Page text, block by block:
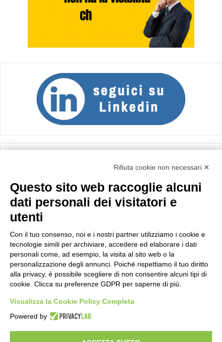
Importo netto (€):
Calcola
Scorporo IVA
Rifiuta cookie non necessari ✕
Questo sito web raccoglie alcuni
dati personali dei visitatori e
utenti
Con il tuo consenso, noi e i nostri partner utilizziamo i cookie e
tecnologie simili per archiviare, accedere ed elaborare i dati
personali come, ad esempio, la visita al sito web o la
personalizzazione degli annunci. Poiché rispettiamo il tuo diritto
alla privacy, è possibile scegliere di non consentire alcuni tipi di
cookie. Clicca su preferenze GDPR per saperne di più.
Visualizza la Cookie Policy Completa
Powered by